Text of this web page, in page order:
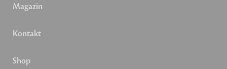
Magazin
Kontakt
Shop